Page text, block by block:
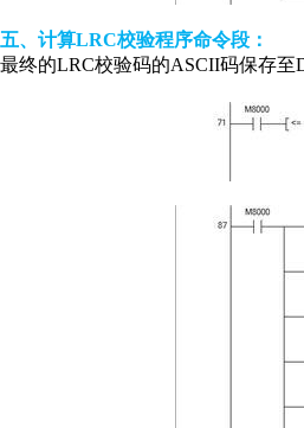
五、计算LRC校验程序命令段：
最终的LRC校验码的ASCII码保存至